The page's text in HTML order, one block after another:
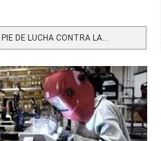
DE LUCHA CONTRA LA...